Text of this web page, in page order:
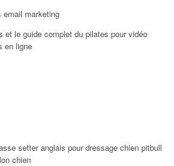
email marketing
le guide complet du pilates pour vidéo
en ligne
setter anglais pour dressage chien pitbull
chien